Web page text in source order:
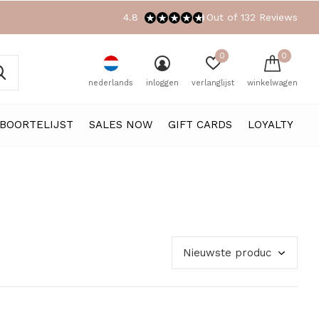
SALES NOW GIFT CARDS LOYALTY
nederlands inloggen verlanglijst
0
winkelwagen
0
4.8 Out of 132 Reviews